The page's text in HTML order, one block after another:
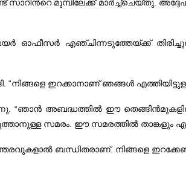
മുമ്പിലേക്ക്‌ മാര്‍ച്ച്‌ചെയ്‌തു.
എഞ്ചിന്നടുത്തേയ്‌ക്ക്‌
“നിങ്ങളെ ഇറക്കാനാണ്‌ ഞങ്ങള്‍
“ഞാന്‍ അബദ്ധത്തില്‍ ഈ
സമരം. ഈ സമരത്തില്‍ താങ്കളും
ബന്ധിതരാണ്‌. നിങ്ങളെ